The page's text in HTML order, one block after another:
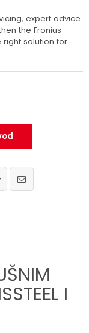
expert advice
the Fronius
solution for
I